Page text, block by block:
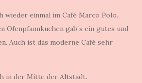
wieder einmal im Café Marco Polo.
Ofenpfannkuchen gab`s ein gutes und
Auch ist das moderne Café sehr
in der Mitte der Altstadt.